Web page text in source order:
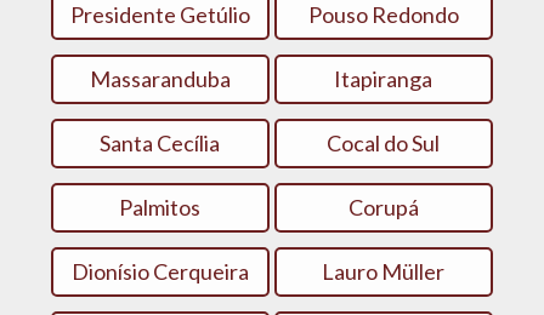
Presidente Getúlio Pouso Redondo
Massaranduba Itapiranga
Santa Cecília Cocal do Sul
Palmitos Corupá
Dionísio Cerqueira Lauro Müller